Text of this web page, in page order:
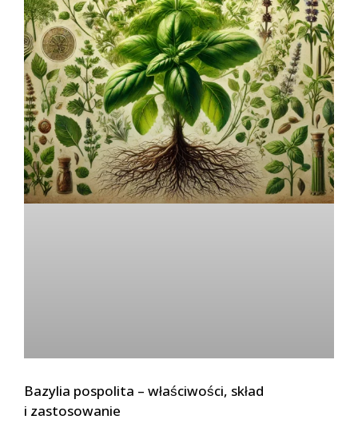
Bazylia pospolita – właściwości, skład
i zastosowanie